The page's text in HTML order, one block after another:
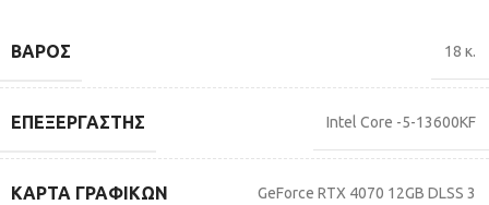
ΒΆΡΟΣ 18 κ.
ΕΠΕΞΕΡΓΑΣΤΉΣ Intel Core -5-13600KF
ΚΆΡΤΑ ΓΡΑΦΙΚΏΝ GeForce RTX 4070 12GB DLSS 3